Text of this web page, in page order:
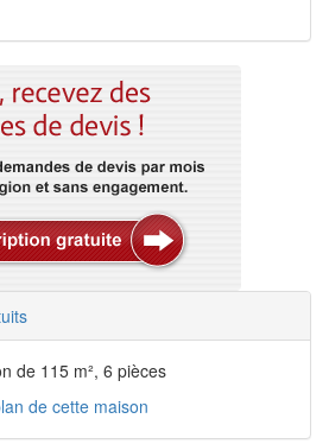
de 115 m², 6 pièces
de cette maison